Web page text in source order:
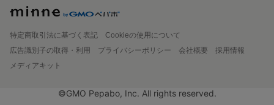
特定商取引法に基づく表記
Cookieの使用について
広告識別子の取得・利用
プライバシーポリシー 会社概要
採用情報
メディアキット
©GMO Pepabo, Inc. All rights reserved.